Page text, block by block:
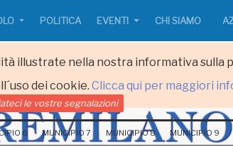
illustrate nella nostra informativa sulla
dei cookie. Clicca qui per maggiori
POLITICA EVENTI CHI SIAMO
le vostre segnalazioni
6 MUNICIPIO 7 MUNICIPIO 8 MUNICIPIO 9